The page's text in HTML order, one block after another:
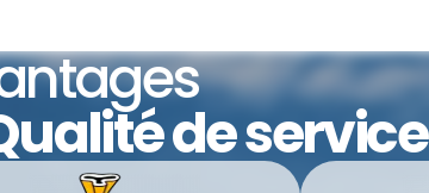
de service